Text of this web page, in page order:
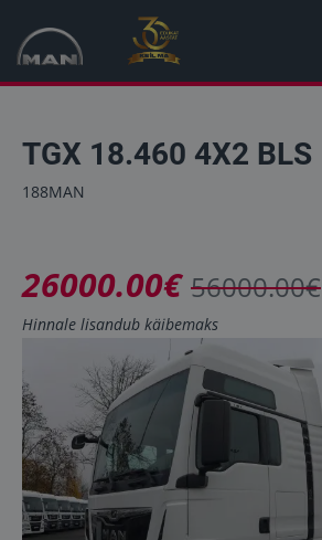
Kampaania
Kasutatud sõidukid
Uudised
MAN Truck & Bus Eesti
MAN Topused Euroopa
Töökojad
TGX 18.460 4X2 BLS
188MAN
26000.00€ 56000.00€
Hinnale lisandub käibemaks